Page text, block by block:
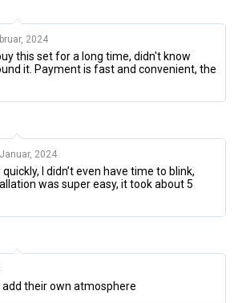
2024
this set for a long time, didn't know
it. Payment is fast and convenient, the
2024
I didn’t even have time to blink,
was super easy, it took about 5
add their own atmosphere